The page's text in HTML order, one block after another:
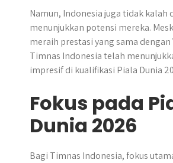
Namun, Indonesia juga tidak kalah
menunjukkan potensi mereka.
meraih prestasi yang sama dengan
Timnas Indonesia telah
impresif di kualifikasi Piala Dunia
Fokus pada
Dunia 2026
Bagi Timnas Indonesia, fokus